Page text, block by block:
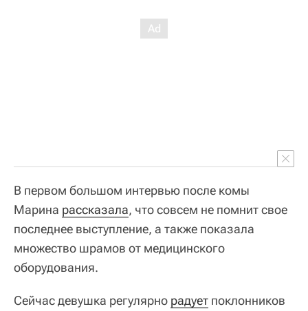
В первом большом интервью после комы
Марина рассказала, что совсем не помнит свое
последнее выступление, а также показала
множество шрамов от медицинского
оборудования.
Сейчас девушка регулярно радует поклонников